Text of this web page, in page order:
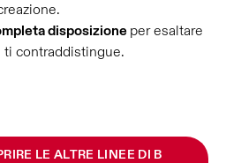
disposizioneper esaltare
ti contraddistingue.
LE ALTRE LINEE DI B